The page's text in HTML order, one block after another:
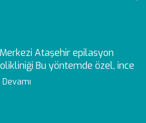
Ataşehir epilasyon
Bu yöntemde özel, ince
Devamı